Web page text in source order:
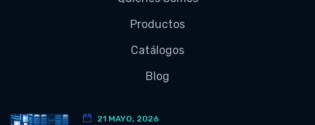
Productos
Catálogos
Blog
21 MAYO, 2026